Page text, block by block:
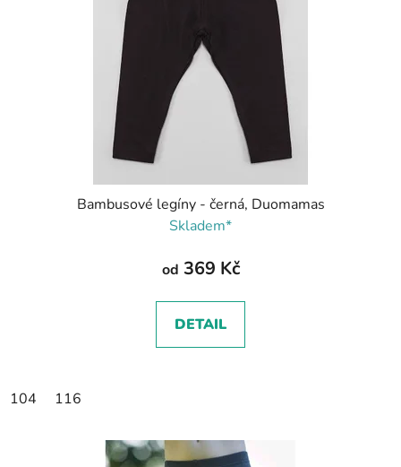
Bambusové legíny - černá, Duomamas
Skladem*
od 369 Kč
DETAIL
104 116